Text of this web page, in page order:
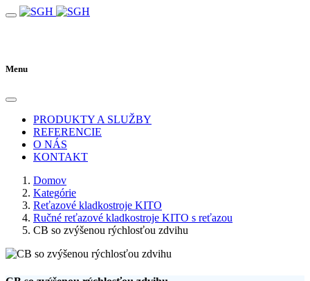
Menu
PRODUKTY A SLUŽBY
REFERENCIE
O NÁS
KONTAKT
Domov
Kategórie
Reťazové kladkostroje KITO
Ručné reťazové kladkostroje KITO s reťazou
CB so zvýšenou rýchlosťou zdvihu